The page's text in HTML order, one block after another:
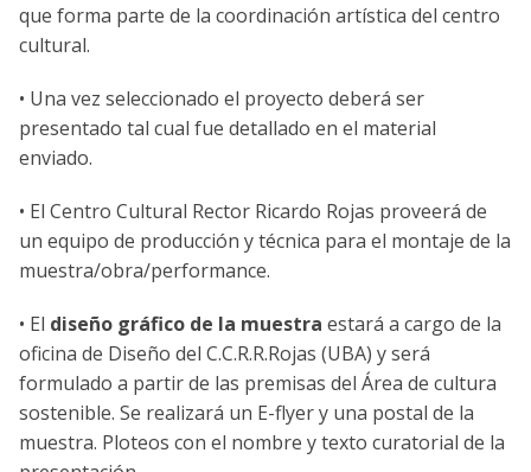
que forma parte de la coordinación artística del centro
cultural.
• Una vez seleccionado el proyecto deberá ser
presentado tal cual fue detallado en el material
enviado.
• El Centro Cultural Rector Ricardo Rojas proveerá de
un equipo de producción y técnica para el montaje de la
muestra/obra/performance.
• El diseño gráfico de la muestra estará a cargo de la
oficina de Diseño del C.C.R.R.Rojas (UBA) y será
formulado a partir de las premisas del Área de cultura
sostenible. Se realizará un E-flyer y una postal de la
muestra. Ploteos con el nombre y texto curatorial de la